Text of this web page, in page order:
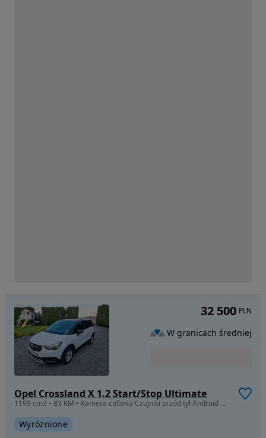
Opel Crossland X 1.2 Start/Stop Ultimate
1199 cm3 • 83 KM • Kamera cofania Czujniki przód tył Android Apple Carplay Bardzo ładny
Wyróżnione
32 500 PLN
W granicach średniej